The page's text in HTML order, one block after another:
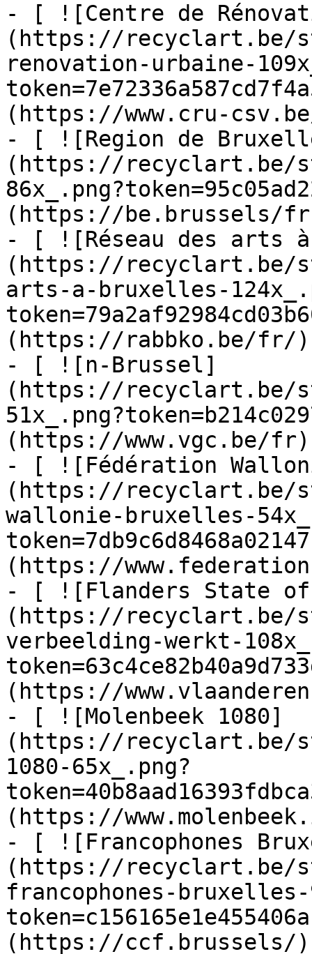
- [ ![Centre de
(https://recyclart.be/
renovation-urbaine-
(https://www.cru-
- [ ![Region de
(https://recyclart.be/
(https://be.brussels/
- [ ![Réseau des arts
(https://recyclart.be/
arts-a-bruxelles-
(https://rabbko.be/fr/)
- [ ![n-Brussel]
(https://recyclart.be/
(https://www.vgc.be/fr)
- [ ![Fédération
(https://recyclart.be/
wallonie-bruxelles-
(https://
- [ ![Flanders State
(https://recyclart.be/
verbeelding-werkt-
(https://
- [ ![Molenbeek 1080]
(https://recyclart.be/
1080-65x_.png?
(https://
- [ ![Francophones
(https://recyclart.be/
francophones-bruxelles-
(https://ccf.brussels/)